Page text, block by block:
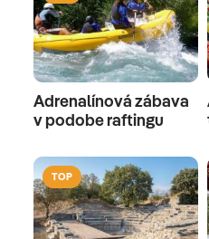
Adrenalínová zábava
v podobe raftingu
TOP